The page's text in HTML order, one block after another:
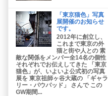
「東京猫色」写真
展開催のお知らせ
です。
2012年に創立し、
これまで東京の外
猫と街や人との 素
敵な関係をメンバー全14名の個性
それぞれでお伝えしてきた 「東京
猫色」が、いよいよ公式初の写真
展を 東京祖師ヶ谷大蔵の 「ギャラ
リー・パウパッド」 さんで この
GW期間...